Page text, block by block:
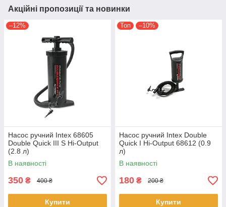
Акційні пропозиції та новинки
–12%
Насос ручний Intex 68605
Double Quick III S Hi-Output
(2.8 л)
В наявності
350 ₴ 400 ₴
Купити
Топ –10%
Насос ручний Intex Double
Quick I Hi-Output 68612 (0.9
л)
В наявності
180 ₴ 200 ₴
Купити